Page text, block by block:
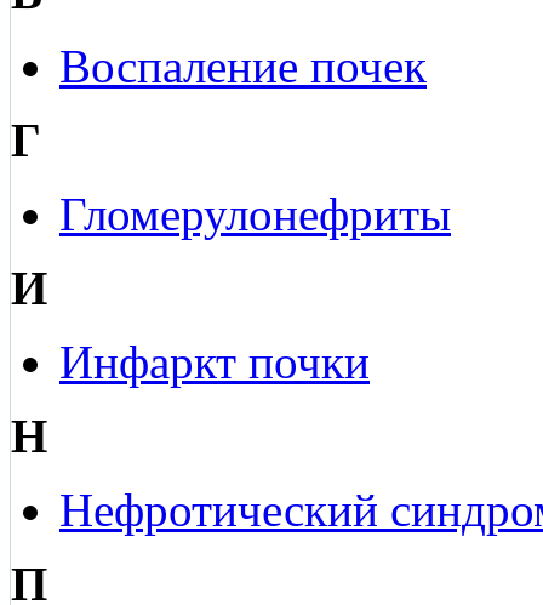
Воспаление почек
Г
Гломерулонефриты
И
Инфаркт почки
Н
Нефротический
П